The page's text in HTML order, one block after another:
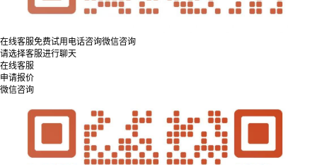
在线客服免费试用 电话咨询微信咨询
请选择客服进行聊天
在线客服
申请报价
微信咨询